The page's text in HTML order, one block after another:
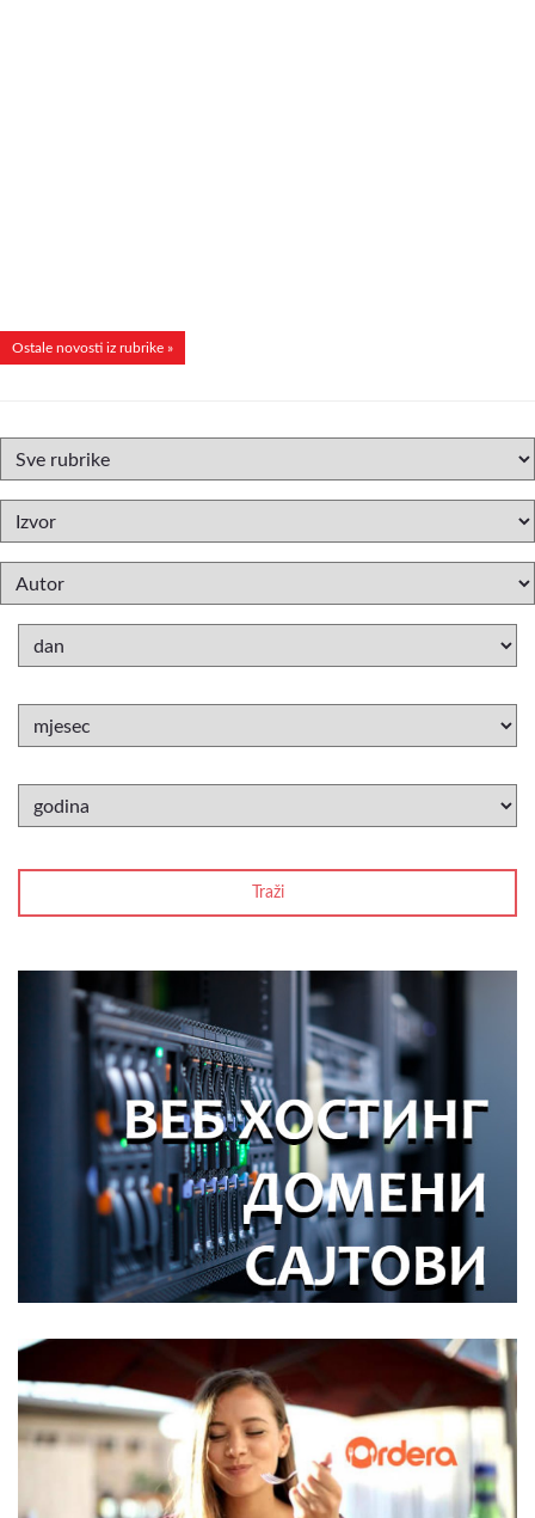
Ostale novosti iz rubrike »